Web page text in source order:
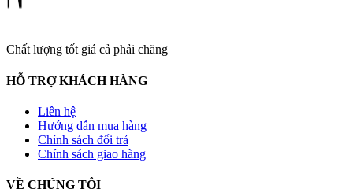
Chất lượng tốt giá cả phải chăng
HỖ TRỢ KHÁCH HÀNG
Liên hệ
Hướng dẫn mua hàng
Chính sách đổi trả
Chính sách giao hàng
VỀ CHÚNG TÔI